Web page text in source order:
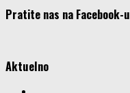
Pratite nas na Facebook-u
Aktuelno